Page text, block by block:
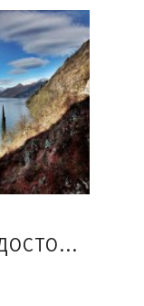
ОЗЕРО КОМО ИТАЛИЯ ДОСТОПРИМЕЧАТЕЛЬНОСТИ